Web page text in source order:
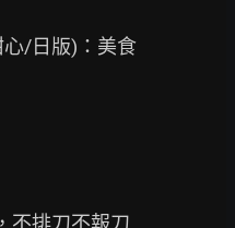
/日版)：美食